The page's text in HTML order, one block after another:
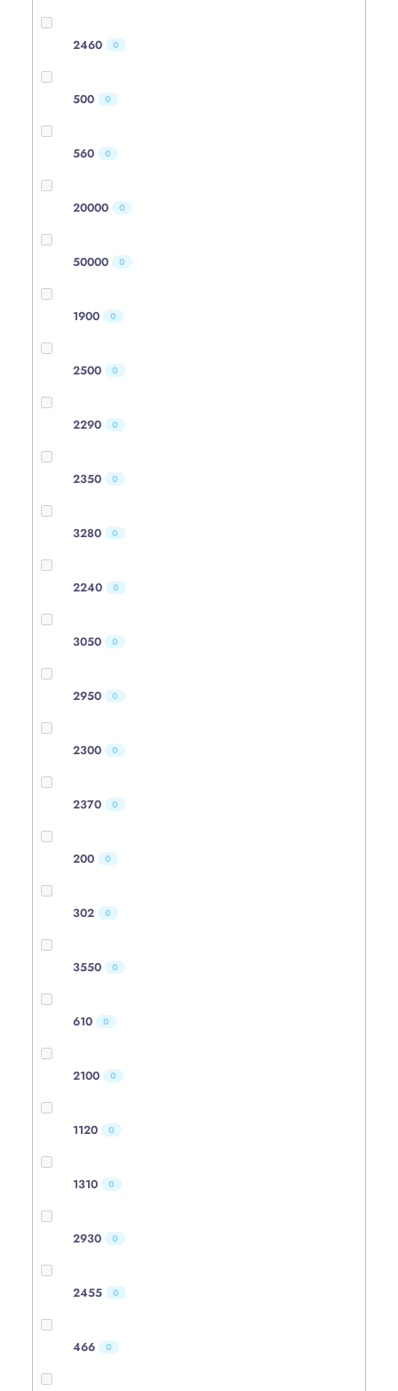
2460 0
500 0
560 0
20000 0
50000 0
1900 0
2500 0
2290 0
2350 0
3280 0
2240 0
3050 0
2950 0
2300 0
2370 0
200 0
302 0
3550 0
610 0
2100 0
1120 0
1310 0
2930 0
2455 0
466 0